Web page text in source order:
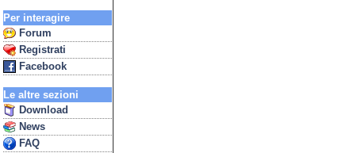
Per interagire
Forum
Registrati
Facebook
Le altre sezioni
Download
News
FAQ